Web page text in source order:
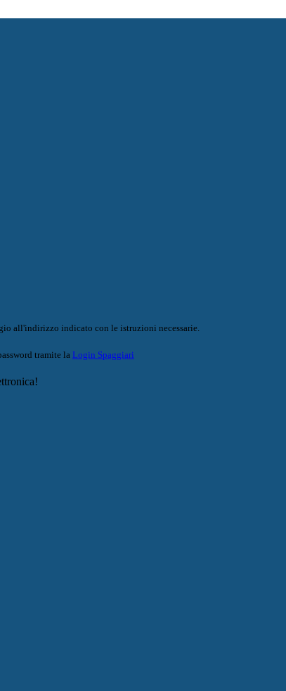
all'indirizzo indicato con le istruzioni necessarie.
tramite la Login Spaggiari